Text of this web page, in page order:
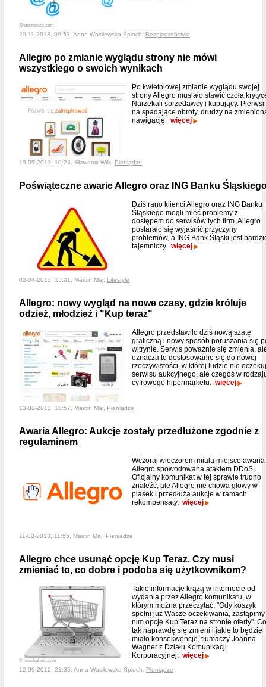
Shutterstock.com
20-11-2013, 09:53, Anna Wasilewska-Śpioch, Bezpieczeństwo
Allegro po zmianie wyglądu strony nie mówi
wszystkiego o swoich wynikach
Po kwietniowej zmianie wyglądu swojej
strony Allegro musiało stawić czoła
Narzekali sprzedawcy i kupujący. Pierwsi
na spadające obroty, drudzy na
nawigację. więcej
15-05-2013, 10:23, Sławomir Wilk, Pieniądze
Poświąteczne awarie Allegro oraz ING Banku
Dziś rano klienci Allegro oraz ING Banku
Śląskiego mogli mieć problemy z
dostępem do serwisów tych firm. Allegro
postarało się wyjaśnić przyczyny
problemów, a ING Bank Śląski jest
tajemniczy. więcej
02-04-2013, 15:01, Marcin Maj, Lifestyle
Allegro: nowy wygląd na nowe czasy, gdzie króluje
odzież, młodzież i "Kup teraz"
Allegro przedstawiło dziś nową szatę
graficzną i nowy sposób poruszania się
witrynie. Serwis poważnie się zmienia,
oznacza to dostosowanie się do nowej
rzeczywistości, w której ludzie nie
serwisu aukcyjnego, ale czegoś w
cyfrowego hipermarketu. więcej
13-02-2013, 13:57, Marcin Maj, Pieniądze
Awaria Allegro: Aukcje zostały przedłużone zgodnie z
regulaminem
Wczoraj wieczorem miała miejsce awaria
Allegro spowodowana atakiem DDoS.
Oficjalny komunikat w tej sprawie trudno
znaleźć, ale Allegro nie chowa głowy w
piasek i przedłuża aukcje w ramach
rekompensaty. więcej
11-02-2013, 11:55, Marcin Maj, Pieniądze
Allegro chce usunąć opcję Kup Teraz. Czy musi
zmieniać to, co dobre i podoba się użytkownikom?
© istockphoto.com
Takie informacje krążą w internecie od
wydania przez Allegro komunikatu, w
którym można przeczytać: "Gdy koszyk
spełni już Wasze oczekiwania, zastąpimy
nim opcję Kup Teraz na stronie oferty". Co
tak naprawdę się zmieni i jakie to będzie
miało konsekwencje, tłumaczy Joanna
Wagner z Działu Komunikacji
Korporacyjnej. więcej
12-09-2012, 21:35, Anna Wasilewska-Śpioch, Pieniądze